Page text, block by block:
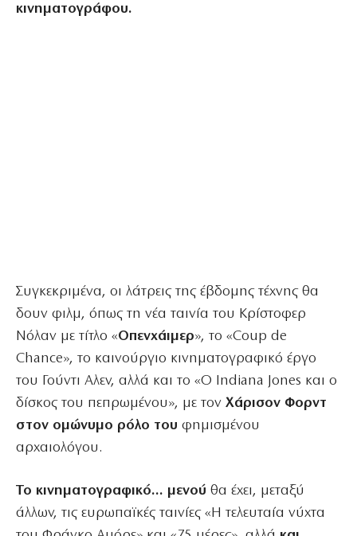
κινηματογράφου.
Συγκεκριμένα, οι λάτρεις της έβδομης τέχνης θα
δουν φιλμ, όπως τη νέα ταινία του Κρίστοφερ
Νόλαν με τίτλο «Οπενχάιμερ», το «Coup de
Chance», το καινούργιο κινηματογραφικό έργο
του Γούντι Αλεν, αλλά και το «Ο Indiana Jones και ο
δίσκος του πεπρωμένου», με τον Χάρισον Φορντ
στον ομώνυμο ρόλο του φημισμένου
αρχαιολόγου.
Το κινηματογραφικό… μενού θα έχει, μεταξύ
άλλων, τις ευρωπαϊκές ταινίες «Η τελευταία νύχτα